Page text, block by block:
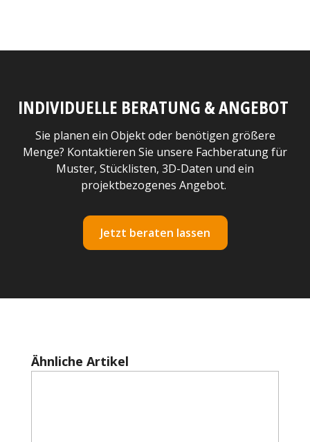
INDIVIDUELLE BERATUNG & ANGEBOT
Sie planen ein Objekt oder benötigen größere
Menge? Kontaktieren Sie unsere Fachberatung für
Muster, Stücklisten, 3D-Daten und ein
projektbezogenes Angebot.
Jetzt beraten lassen
Produktgalerie überspringen
Ähnliche Artikel